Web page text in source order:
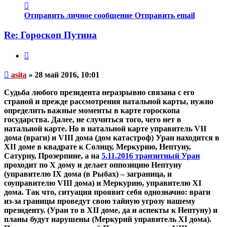
информация
пользователя
Отправить личное сообщение Отправить email
Re: Гороскоп Путина
Непрочитанное
asita » 28 май 2016, 10:01
Судьба любого президента неразрывно связана с его
страной и прежде рассмотрения натальной карты, нужно
определить важные моменты в карте гороскопа
государства. Далее, не случиться того, чего нет в
натальной карте. Но в натальной карте управитель VII
дома (враги) и VIII дома (дом катастроф) Уран находится в
XII доме в квадрате к Солнцу, Меркурию, Нептуну,
Сатурну, Прозерпине, а на 5.11.2016 транзитный Уран
проходит по Х дому и делает оппозицию Нептуну
(управителю IX дома (в Рыбах) – заграница, и
соуправителю VIII дома) и Меркурию, управителю XI
дома. Так что, ситуация проявит себя однозначно: враги
из-за границы проведут свою тайную угрозу нашему
президенту. (Уран то в XII доме, да и аспекты к Нептуну) и
планы будут нарушены (Меркурий управитель XI дома).